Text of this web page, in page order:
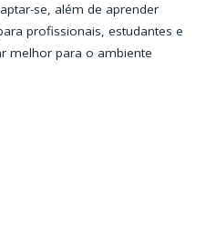
se, além de aprender
profissionais, estudantes e
melhor para o ambiente